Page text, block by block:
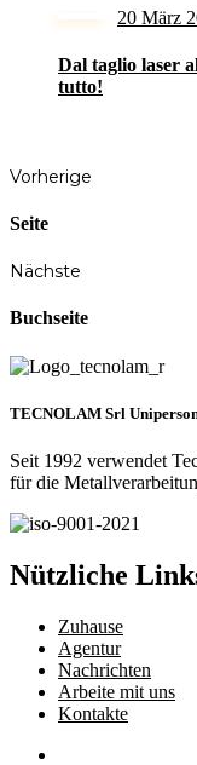
20 März
Dal taglio laser
tutto!
Vorherige
Seite
Nächste
Buchseite
TECNOLAM Srl
Seit 1992 verwendet
für die
Nützliche
Zuhause
Agentur
Nachrichten
Arbeite mit uns
Kontakte